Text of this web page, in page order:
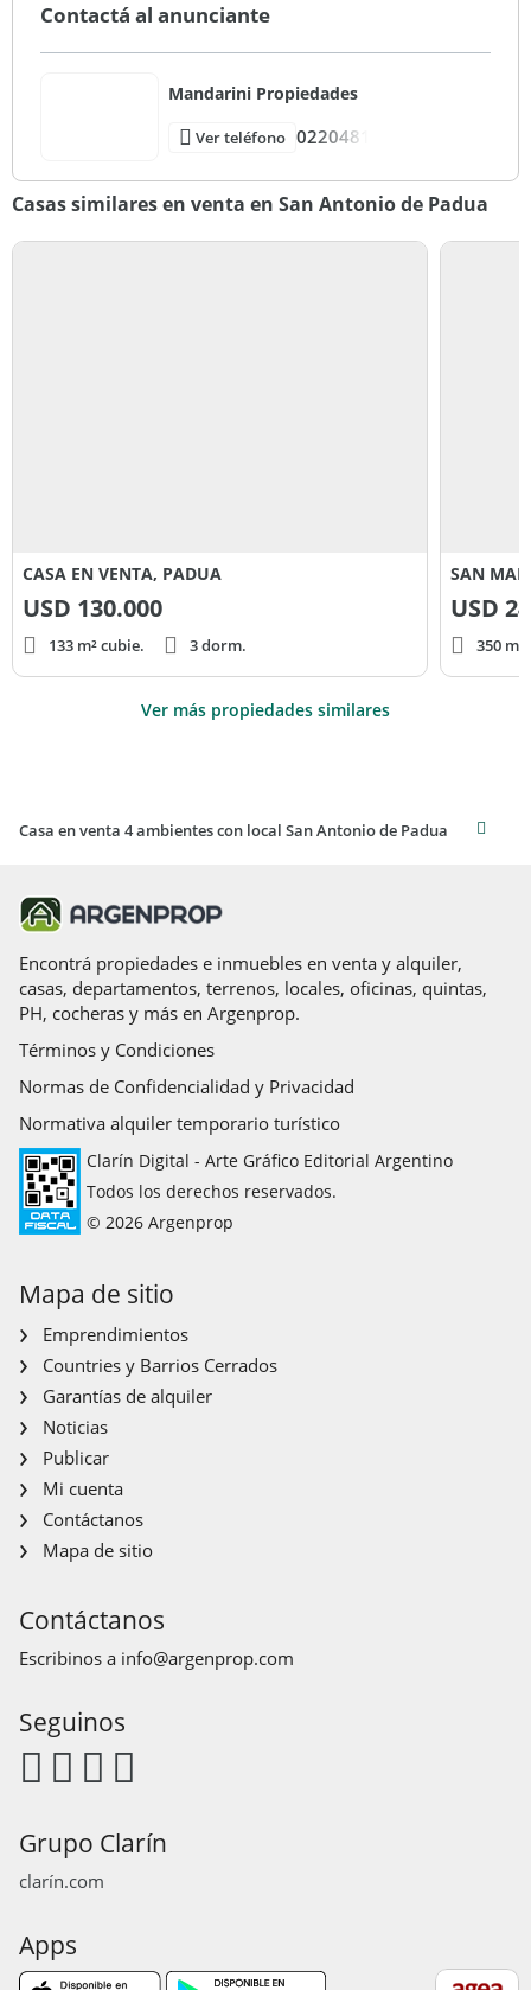
Contactá al anunciante
Mandarini Propiedades
Ver teléfono 0220481
Casas similares en venta en San Antonio de Padua
CASA EN VENTA, PADUA
USD 130.000
133 m² cubie. 3 dorm.
SAN
USD
350
Ver más propiedades similares
Casa en venta 4 ambientes con local San Antonio de Padua
Encontrá propiedades e inmuebles en venta y alquiler,
casas, departamentos, terrenos, locales, oficinas, quintas,
PH, cocheras y más en Argenprop.
Términos y Condiciones
Normas de Confidencialidad y Privacidad
Normativa alquiler temporario turístico
Clarín Digital - Arte Gráfico Editorial Argentino
Todos los derechos reservados.
© 2026 Argenprop
Mapa de sitio
Emprendimientos
Countries y Barrios Cerrados
Garantías de alquiler
Noticias
Publicar
Mi cuenta
Contáctanos
Mapa de sitio
Contáctanos
Escribinos a info@argenprop.com
Seguinos
Grupo Clarín
clarín.com
Apps